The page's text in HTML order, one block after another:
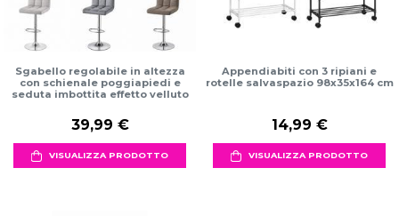
Sgabello regolabile in altezza
con schienale poggiapiedi e
seduta imbottita effetto velluto
39,99 €
VISUALIZZA PRODOTTO
Appendiabiti con 3 ripiani e
rotelle salvaspazio 98x35x164 cm
14,99 €
VISUALIZZA PRODOTTO